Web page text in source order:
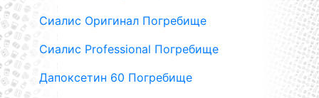
Сиалис Оригинал Погребище
Сиалис Professional Погребище
Дапоксетин 60 Погребище